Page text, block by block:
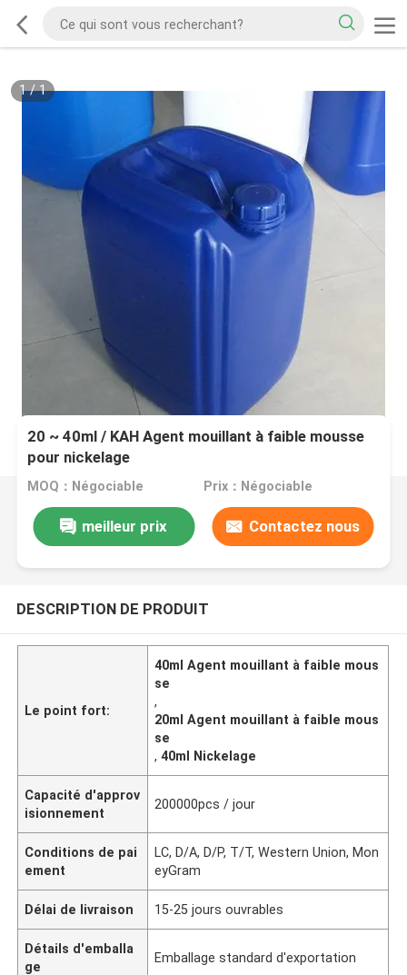
1/1
20 ~ 40ml / KAH Agent mouillant à faible mousse
pour nickelage
MOQ：Négociable Prix：Négociable
meilleur prix Contactez nous
DESCRIPTION DE PRODUIT
Le point fort:
40ml Agent mouillant à faible mous
se
,
20ml Agent mouillant à faible mous
se
,40ml Nickelage
Capacité d'approv
isionnement
200000pcs / jour
Conditions de pai
ement
LC, D/A, D/P, T/T, Western Union, Mon
eyGram
Délai de livraison 15-25 jours ouvrables
Détails d'emballa
ge
Emballage standard d'exportation